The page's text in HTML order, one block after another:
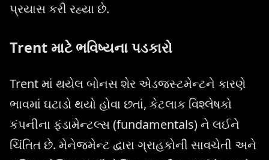
પ્રયાસ કરી રહ્યા છે.
Trent માટે ભવિષ્યના પડકારો
Trent માં થયેલ બોનસ શેર એડજસ્ટમેન્ટને કારણે
ભાવમાં ઘટાડો થયો હોવા છતાં, કેટલાક વિશ્લેષકો
કંપનીના ફંડામેન્ટલ્સ (fundamentals) ને લઈને
ચિંતિત છે. મેનેજમેન્ટ દ્વારા ગ્રાહકોની સાવચેતી અને